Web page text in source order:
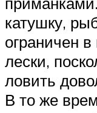
катушку,
ограничен
лески,
ловить
В то же